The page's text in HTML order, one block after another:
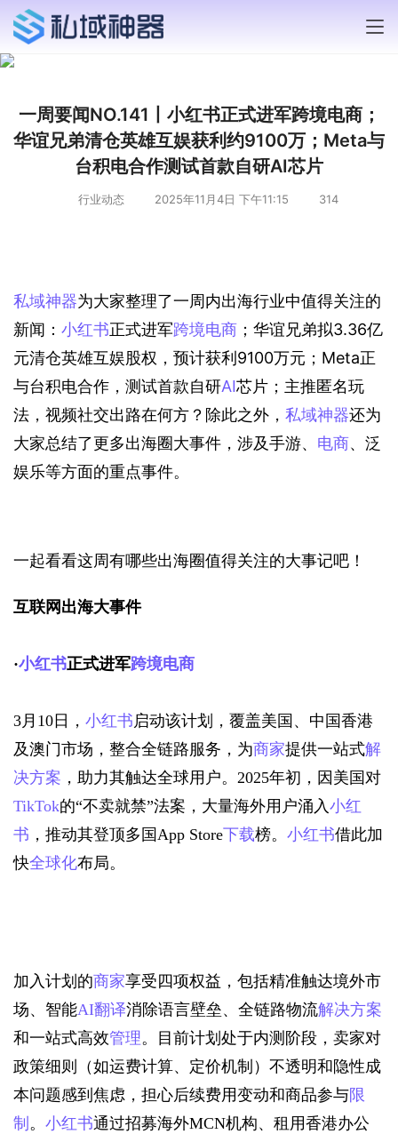
一周要闻NO.141丨小红书正式进军跨境电商；
华谊兄弟清仓英雄互娱获利约9100万；Meta与
台积电合作测试首款自研AI芯片
行业动态 2025年11月4日 下午11:15 314
私域神器为大家整理了一周内出海行业中值得关注的
新闻： 小红书正式进军跨境电商 ；华谊兄弟拟3.36亿
元清仓英雄互娱股权，预计获利9100万元；Meta正
与台积电合作，测试首款自研AI芯片；主推匿名玩
法，视频社交出路在何方？除此之外， 私域神器还为
大家总结了更多出海圈大事件，涉及手游、 电商、泛
娱乐等方面的重点事件。
一起看看这周有哪些出海圈值得关注的大事记吧！
互联网出海大事件
·小红书正式进军跨境电商
3月10日， 小红书启动该计划，覆盖美国、中国香港
及澳门市场，整合全链路服务，为商家提供一站式解
决方案 ，助力其触达全球用户。2025年初，因美国对
TikTok的“不卖就禁”法案，大量海外用户涌入小红
书 ，推动其登顶多国App Store下载榜。 小红书借此加
快全球化布局。
加入计划的商家享受四项权益，包括精准触达境外市
场、智能AI翻译消除语言壁垒、全链路物流解决方案
和一站式高效管理。目前计划处于内测阶段，卖家对
政策细则（如运费计算、定价机制）不透明和隐性成
本问题感到焦虑，担心后续费用变动和商品参与限
制 。 小红书通过招募海外MCN机构、租用香港办公